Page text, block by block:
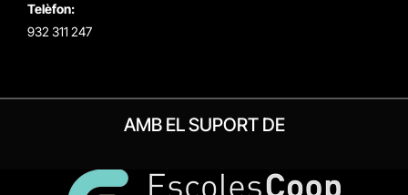
Telèfon:
932 311 247
AMB EL SUPORT DE